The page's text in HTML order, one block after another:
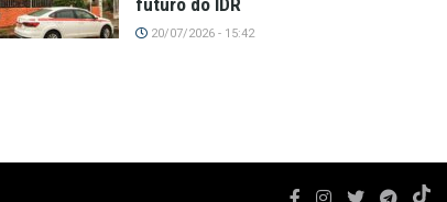
futuro do IDR
20/07/2026 - 15:42